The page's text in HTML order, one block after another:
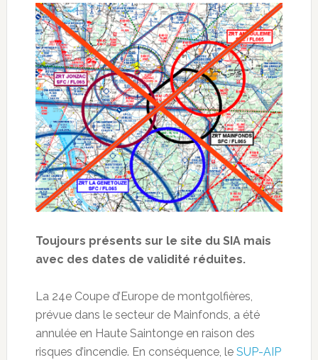
Toujours présents sur le site du SIA mais
avec des dates de validité réduites.
La 24e Coupe d’Europe de montgolfières,
prévue dans le secteur de Mainfonds, a été
annulée en Haute Saintonge en raison des
risques d’incendie. En conséquence, le SUP-AIP